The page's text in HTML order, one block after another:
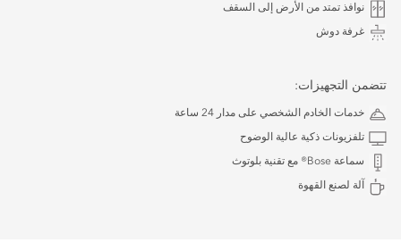
نوافذ تمتد من الأرض إلى السقف
غرفة دوش
تتضمن التجهيزات:
خدمات الخادم الشخصي على مدار 24 ساعة
تلفزيونات ذكية عالية الوضوح
سماعة Bose® مع تقنية بلوتوث
آلة لصنع القهوة